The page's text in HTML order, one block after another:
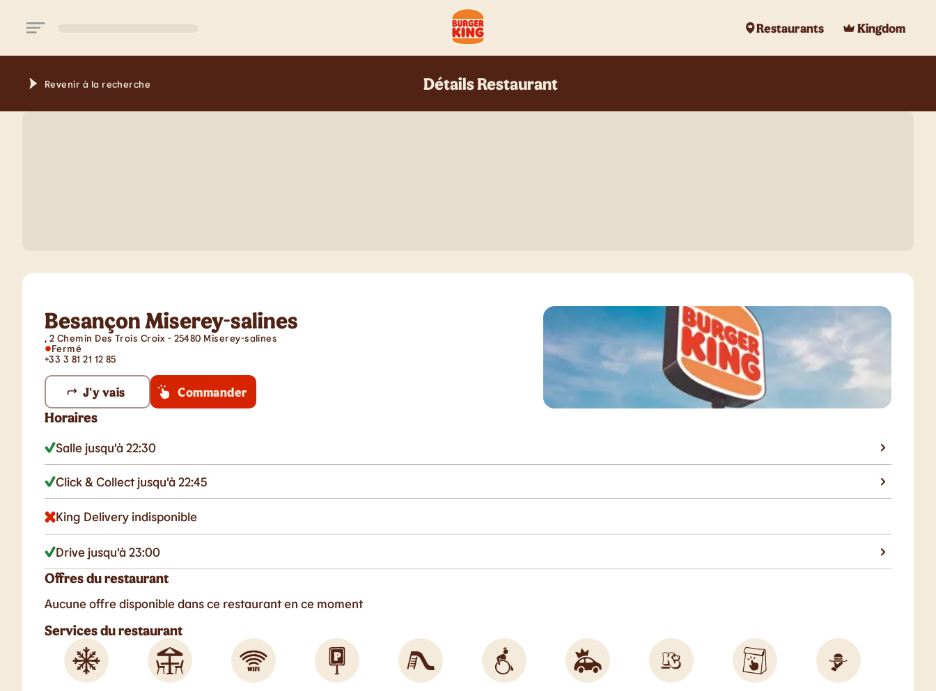
Restaurants
Kingdom
Revenir à la recherche Détails Restaurant
Besançon Miserey-salines
, 2 Chemin Des Trois Croix - 25480 Miserey-salines
Fermé
+33 3 81 21 12 85
J'y vais Commander
Horaires
Salle jusqu'à 22:30
Click & Collect jusqu'à 22:45
King Delivery indisponible
Drive jusqu'à 23:00
Offres du restaurant
Aucune offre disponible dans ce restaurant en ce moment
Services du restaurant